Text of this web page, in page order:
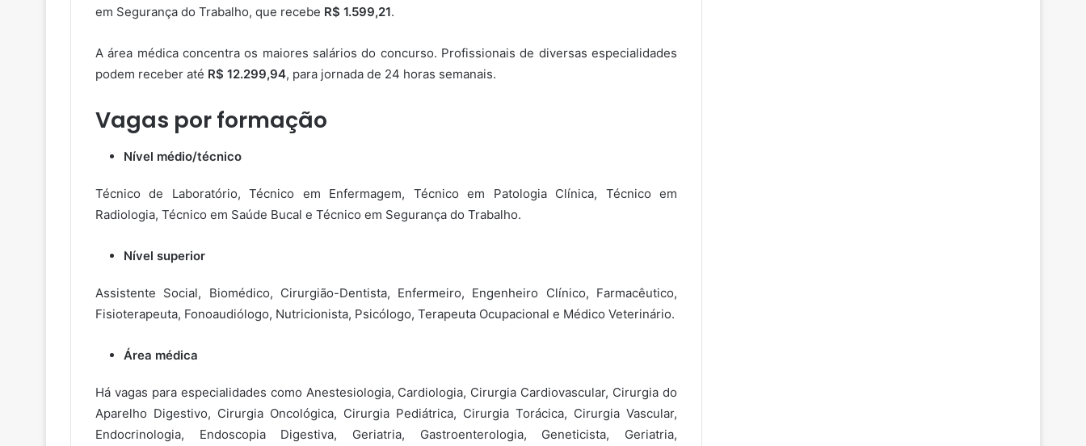
em Segurança do Trabalho, que recebe R$ 1.599,21.
A área médica concentra os maiores salários do concurso. Profissionais de diversas especialidades
podem receber até R$ 12.299,94, para jornada de 24 horas semanais.
Vagas por formação
Nível médio/técnico
Técnico de Laboratório, Técnico em Enfermagem, Técnico em Patologia Clínica, Técnico em
Radiologia, Técnico em Saúde Bucal e Técnico em Segurança do Trabalho.
Nível superior
Assistente Social, Biomédico, Cirurgião-Dentista, Enfermeiro, Engenheiro Clínico, Farmacêutico,
Fisioterapeuta, Fonoaudiólogo, Nutricionista, Psicólogo, Terapeuta Ocupacional e Médico Veterinário.
Área médica
Há vagas para especialidades como Anestesiologia, Cardiologia, Cirurgia Cardiovascular, Cirurgia do
Aparelho Digestivo, Cirurgia Oncológica, Cirurgia Pediátrica, Cirurgia Torácica, Cirurgia Vascular,
Endocrinologia, Endoscopia Digestiva, Geriatria, Gastroenterologia, Geneticista, Geriatria,